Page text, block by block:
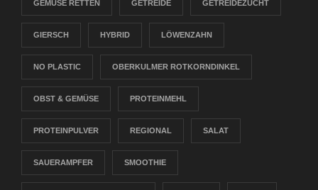
GEMÜSE RETTEN GETREIDE GETREIDEZUCHT
GIERSCH HYBRID LÖWENZAHN
NO PLASTIC OBERKULMER ROTKORNDINKEL
OBST & GEMÜSE PROTEINMEHL
PROTEINPULVER REGIONAL SALAT
SAUERAMPFER SMOOTHIE